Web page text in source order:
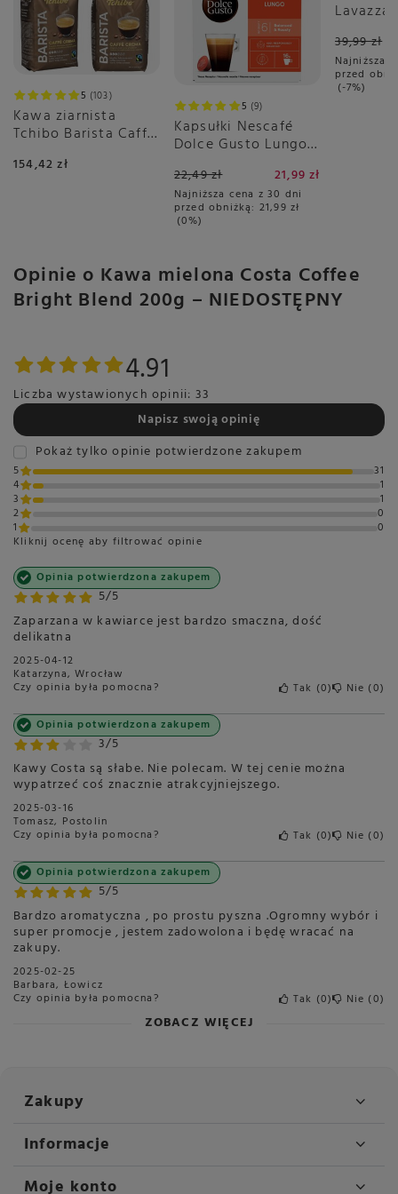
zaparzaczach.
Przechowywanie
Przechowywać w suchyma i chłodnym miejscu. Po
otwarciu zużyć w ciągu 3 miesięcy
Kraj:
Kraj pochodzenia - Wielka Brytania
Zapakowano w - Wielka Brytania
Pochodzenie:
Wyprodukowano w Wielkiej Brytanii ze zmielonych
ziaren kawy.
Dodatkowe informacje
Język produktu:
Język danych - angielski
Języki na opakowaniu:
angielski
węgierski
bułgarski
polski
rumuński
Marka
Produkcja zakończona
Symbol
5012547001698
5 103
Kawa ziarnista
Tchibo Barista Caffé
154,42 zł
5 9
Kapsułki Nescafé
Dolce Gusto Lungo
22,49 zł 21,99 zł
Najniższa cena z 30 dni
przed obniżką: 21,99 zł
0%
39,99 zł
Najniższa
przed
-7%
Opinie o Kawa mielona Costa Coffee
Bright Blend 200g – NIEDOSTĘPNY
4.91
Liczba wystawionych opinii: 33
Napisz swoją opinię
Pokaż tylko opinie potwierdzone zakupem
5
31
4
1
3
1
2
0
1
0
Kliknij ocenę aby filtrować opinie
5/5
Opinia potwierdzona zakupem
Zaparzana w kawiarce jest bardzo smaczna, dość
delikatna
2025-04-12
Katarzyna, Wrocław
Czy opinia była pomocna? Tak 0 Nie 0
3/5
Opinia potwierdzona zakupem
Kawy Costa są słabe. Nie polecam. W tej cenie można
wypatrzeć coś znacznie atrakcyjniejszego.
2025-03-16
Tomasz, Postolin
Czy opinia była pomocna? Tak 0 Nie 0
5/5
Opinia potwierdzona zakupem
Bardzo aromatyczna , po prostu pyszna .Ogromny wybór i
super promocje , jestem zadowolona i będę wracać na
zakupy.
2025-02-25
Barbara, Łowicz
Czy opinia była pomocna? Tak 0 Nie 0
ZOBACZ WIĘCEJ
Zakupy
Informacje
Moje konto